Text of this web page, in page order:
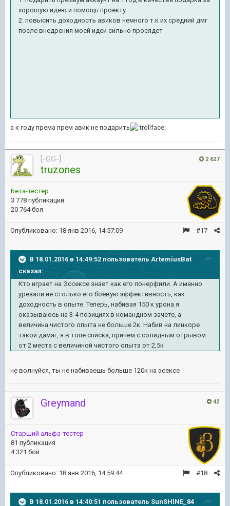
хорошую идею и помощь проекту
2. повысить доходность авиков немного т.к их средний дмг
после внедрения моей идеи сильно просядет
а к году према прем авик не подарить
2 627
[-GG-]
truzones
Бета-тестер
3 778 публикаций
20 764 боя
#17
Опубликовано: 18 янв 2016, 14:57:09
В 18.01.2016 в 14:49:52 пользователь ArtemiusBat
сказал:
Кто играет на Эссексе знает как его понерфили. А именно
урезали не столько его боевую эффективность, как
доходность в опыте. Теперь, набивая 150 к урона я
оказываюсь на 3-4 позициях в командном зачете, а
величина чистого опыта не больше 2к. Набив на линкоре
такой дамаг, я в топе списка, причем с солидным отрывом
от 2 места с величиной чистого опыта от 2,5к
не волнуйся, ты не набиваешь больше 120к на эсексе
42
Greymand
Старший альфа-тестер
81 публикация
4 321 бой
#18
Опубликовано: 18 янв 2016, 14:59:44
В 18.01.2016 в 14:40:51 пользователь SunSHINE_84